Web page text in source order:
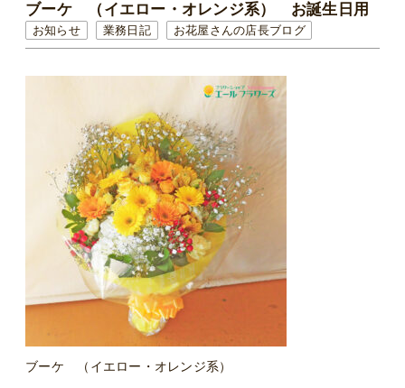
ブーケ （イエロー・オレンジ系） お誕生日用
お知らせ 業務日記 お花屋さんの店長ブログ
ブーケ （イエロー・オレンジ系）